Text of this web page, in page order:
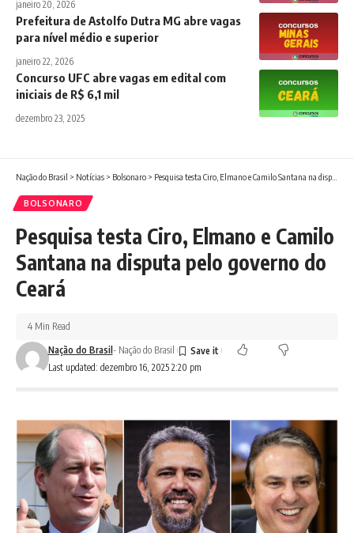
janeiro 20, 2026
Prefeitura de Astolfo Dutra MG abre vagas
para nível médio e superior
janeiro 22, 2026
Concurso UFC abre vagas em edital com
iniciais de R$ 6,1 mil
dezembro 23, 2025
Nação do Brasil > Notícias > Bolsonaro > Pesquisa testa Ciro, Elmano e Camilo Santana na disputa pelo governo do Ceará
BOLSONARO
Pesquisa testa Ciro, Elmano e Camilo
Santana na disputa pelo governo do
Ceará
Last updated: dezembro 16, 2025 2:20 pm
Nação do Brasil- Nação do Brasil
4 Min Read